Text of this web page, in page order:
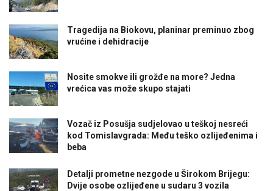
Tragedija na Biokovu, planinar preminuo zbog
vrućine i dehidracije
Nosite smokve ili grožđe na more? Jedna
vrećica vas može skupo stajati
Vozač iz Posušja sudjelovao u teškoj nesreći
kod Tomislavgrada: Među teško ozlijeđenima i
beba
Detalji prometne nezgode u Širokom Brijegu:
Dvije osobe ozlijeđene u sudaru 3 vozila